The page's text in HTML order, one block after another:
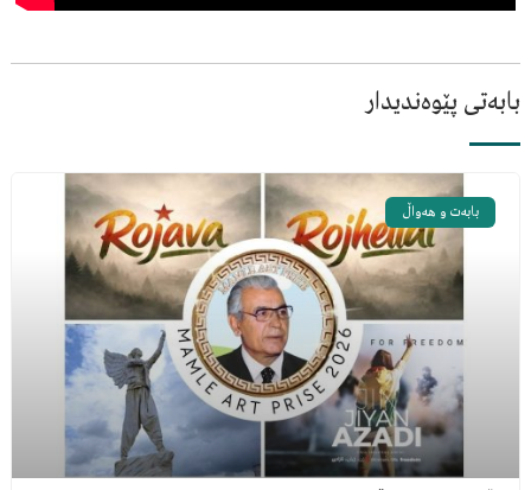
بابەتی پێوەندیدار
بابەت و هەواڵ